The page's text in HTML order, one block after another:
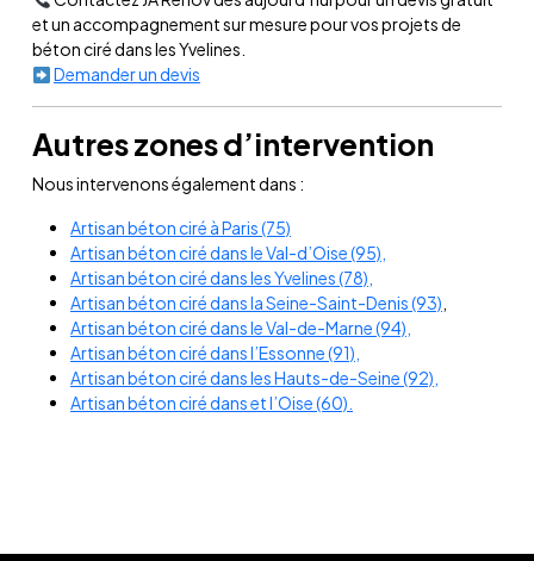
et un accompagnement sur mesure pour vos projets de
béton ciré dans les Yvelines.
Demander un devis
Autres zones d’intervention
Nous intervenons également dans :
Artisan béton ciré à Paris (75)
Artisan béton ciré dans le Val-d’Oise (95),
Artisan béton ciré dans les Yvelines (78),
Artisan béton ciré dans la Seine-Saint-Denis (93)
Artisan béton ciré dans le Val-de-Marne (94),
Artisan béton ciré dans l’Essonne (91),
Artisan béton ciré dans les Hauts-de-Seine (92),
Artisan béton ciré dans et l’Oise (60).